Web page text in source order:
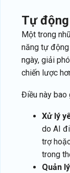
tự
Một trong
năng tự
ngày, giải
chiến lược
Điều này bao
Xử lý
do AI
trợ
trong
Quản